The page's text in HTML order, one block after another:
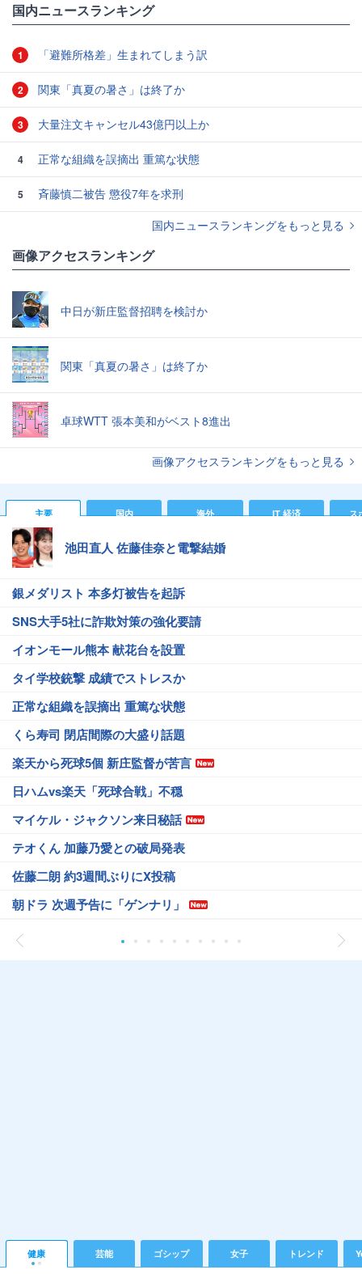
国内ニュースランキング
1 「避難所格差」生まれてしまう訳
2 関東「真夏の暑さ」は終了か
3 大量注文キャンセル43億円以上か
4 正常な組織を誤摘出 重篤な状態
5
斉藤慎二被告 懲役7年を求刑
国内ニュースランキングをもっと見る
画像アクセスランキング
中日が新庄監督招聘を検討か
関東「真夏の暑さ」は終了か
卓球WTT 張本美和がベスト8進出
画像アクセスランキングをもっと見る
主要 国内 海外 IT 経済 ス
池田直人 佐藤佳奈と電撃結婚
銀メダリスト 本多灯被告を起訴
SNS大手5社に詐欺対策の強化要請
イオンモール熊本 献花台を設置
タイ学校銃撃 成績でストレスか
正常な組織を誤摘出 重篤な状態
くら寿司 閉店間際の大盛り話題
楽天から死球5個 新庄監督が苦言
日ハムvs楽天「死球合戦」不穏
マイケル・ジャクソン来日秘話
テオくん 加藤乃愛との破局発表
佐藤二朗 約3週間ぶりにX投稿
朝ドラ 次週予告に「ゲンナリ」
健康 芸能 ゴシップ 女子 トレンド